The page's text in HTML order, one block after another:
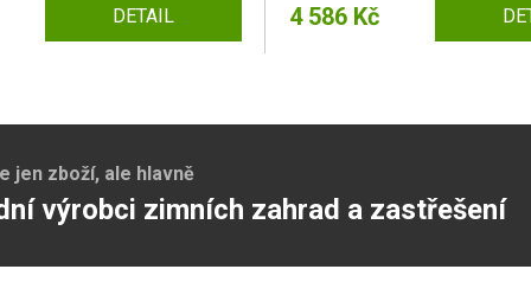
DETAIL 4 586 Kč
jen zboží, ale hlavně
výrobci zimních zahrad a zastřešení